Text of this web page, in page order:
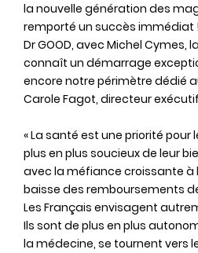
la nouvelle génération des
remporté un succès immédiat !
Dr GOOD, avec Michel Cymes,
connaît un démarrage
encore notre périmètre dédié
Carole Fagot, directeur exécutif
« La santé est une priorité pour
plus en plus soucieux de leur
avec la méfiance croissante à
baisse des remboursements
Les Français envisagent
Ils sont de plus en plus
la médecine, se tournent vers